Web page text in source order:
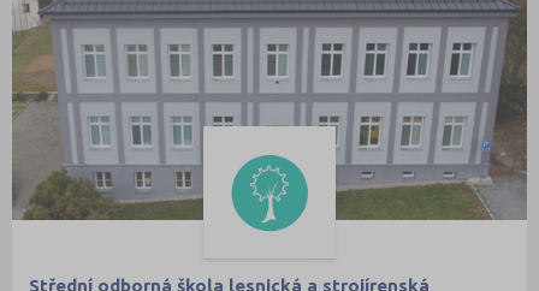
Střední odborná škola lesnická a strojírenská